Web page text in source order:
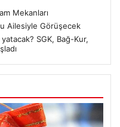
Mekanları
Ailesiyle Görüşecek
SGK, Bağ-Kur,